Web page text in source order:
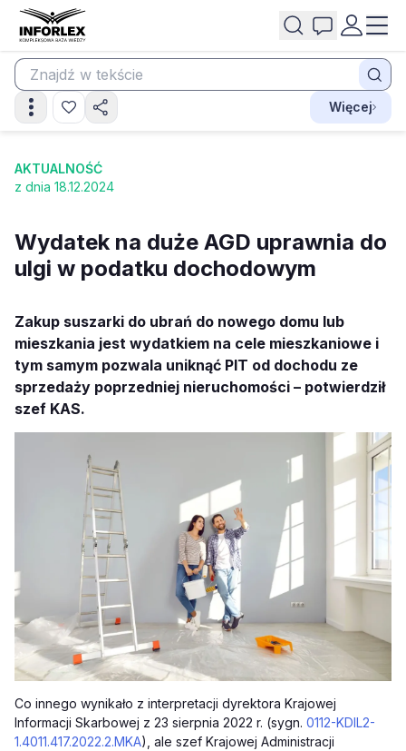
Więcej
AKTUALNOŚĆ
z dnia 18.12.2024
Wydatek na duże AGD uprawnia do
ulgi w podatku dochodowym
Zakup suszarki do ubrań do nowego domu lub
mieszkania jest wydatkiem na cele mieszkaniowe i
tym samym pozwala uniknąć PIT od dochodu ze
sprzedaży poprzedniej nieruchomości – potwierdził
szef KAS.
Co innego wynikało z interpretacji dyrektora Krajowej
Informacji Skarbowej z 23 sierpnia 2022 r. (sygn. 0112-KDIL2-
1.4011.417.2022.2.MKA), ale szef Krajowej Administracji